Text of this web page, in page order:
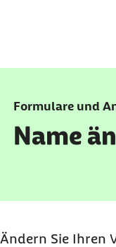
Formulare und
Name
Ändern Sie Ihren